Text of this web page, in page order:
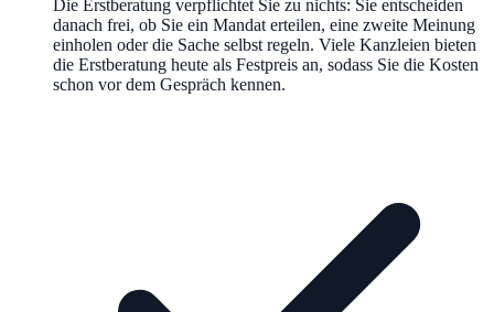
Die Erstberatung verpflichtet Sie zu nichts: Sie entscheiden
danach frei, ob Sie ein Mandat erteilen, eine zweite Meinung
einholen oder die Sache selbst regeln. Viele Kanzleien bieten
die Erstberatung heute als Festpreis an, sodass Sie die Kosten
schon vor dem Gespräch kennen.